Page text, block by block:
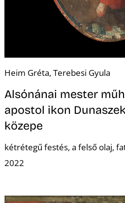
Heim Gréta, Terebesi Gyula
Alsónánai mester
apostol ikon
közepe
kétrétegű festés, a felső olaj,
2022